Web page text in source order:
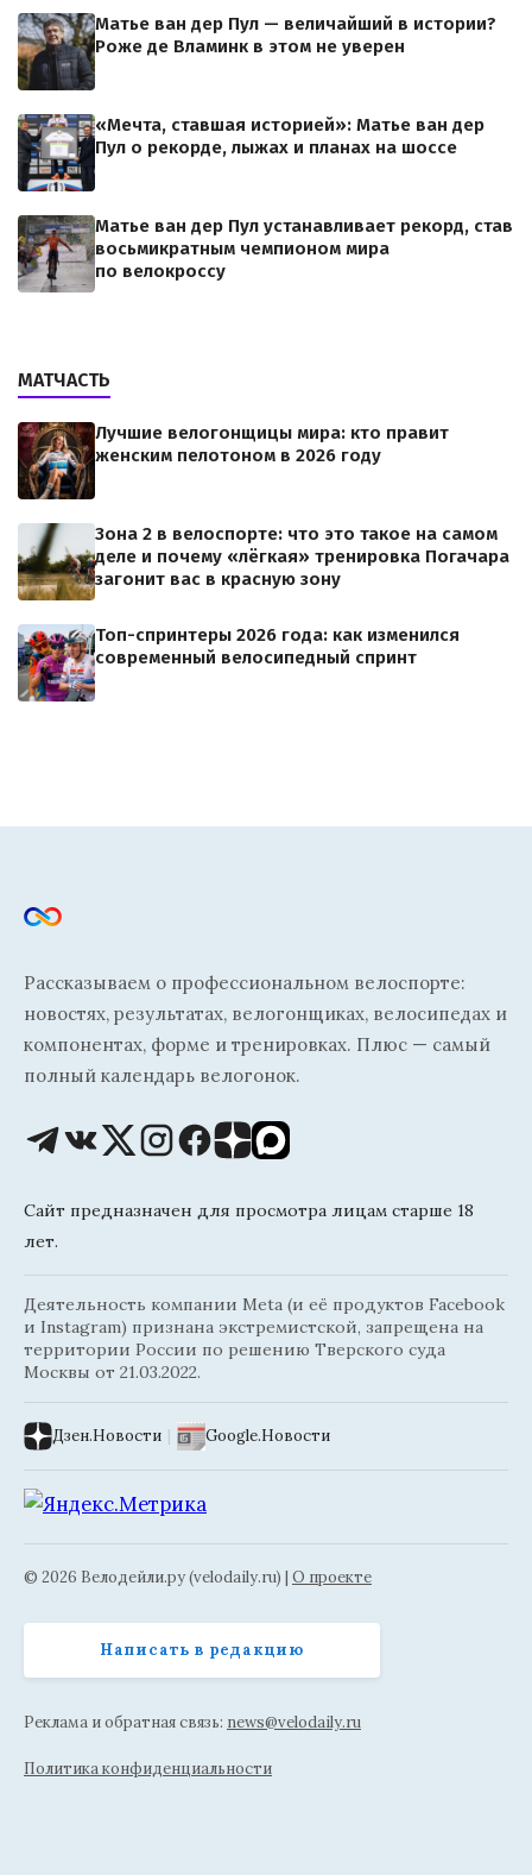
Матье ван дер Пул — величайший в истории?
Роже де Вламинк в этом не уверен
«Мечта, ставшая историей»: Матье ван дер
Пул о рекорде, лыжах и планах на шоссе
Матье ван дер Пул устанавливает рекорд, став
восьмикратным чемпионом мира
по велокроссу
МАТЧАСТЬ
Лучшие велогонщицы мира: кто правит
женским пелотоном в 2026 году
Зона 2 в велоспорте: что это такое на самом
деле и почему «лёгкая» тренировка Погачара
загонит вас в красную зону
Топ-спринтеры 2026 года: как изменился
современный велосипедный спринт
Рассказываем о профессиональном велоспорте:
новостях, результатах, велогонщиках, велосипедах и
компонентах, форме и тренировках. Плюс — самый
полный календарь велогонок.
Сайт предназначен для просмотра лицам старше 18
лет.
Деятельность компании Meta (и её продуктов Facebook
и Instagram) признана экстремистской, запрещена на
территории России по решению Тверского суда
Москвы от 21.03.2022.
Дзен.Новости | Google.Новости
© 2026 Велодейли.ру (velodaily.ru) | О проекте
Написать в редакцию
Реклама и обратная связь: news@velodaily.ru
Политика конфиденциальности